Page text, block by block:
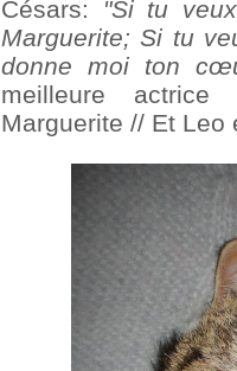
Césars:
"Si tu
Marguerite; Si tu
donne moi ton
meilleure actrice
Marguerite // Et Leo